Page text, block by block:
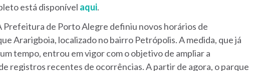
está disponível aqui.
Prefeitura de Porto Alegre definiu novos horários de
Ararigboia, localizado no bairro Petrópolis. A medida, que já
tempo, entrou em vigor com o objetivo de ampliar a
registros recentes de ocorrências. A partir de agora, o parque